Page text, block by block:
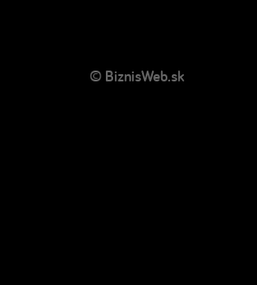
© BiznisWeb.sk